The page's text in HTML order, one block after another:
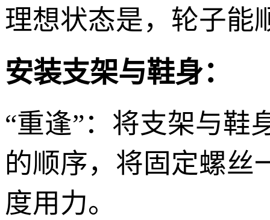
理想状态是，轮子能
安装支架与鞋身：
“重逢”：将支架与鞋
的顺序，将固定螺丝
度用力。